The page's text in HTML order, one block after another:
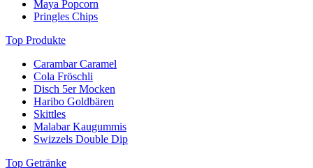
Maya Popcorn
Pringles Chips
Top Produkte
Carambar Caramel
Cola Fröschli
Disch 5er Mocken
Haribo Goldbären
Skittles
Malabar Kaugummis
Swizzels Double Dip
Top Getränke